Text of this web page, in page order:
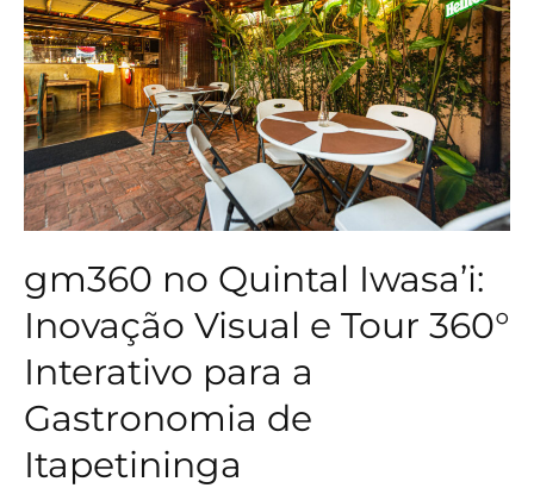
gm360 no Quintal Iwasa’i:
Inovação Visual e Tour 360°
Interativo para a
Gastronomia de
Itapetininga